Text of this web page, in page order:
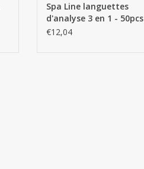
Spa Line languettes
d'analyse 3 en 1 - 50pcs
€12,04